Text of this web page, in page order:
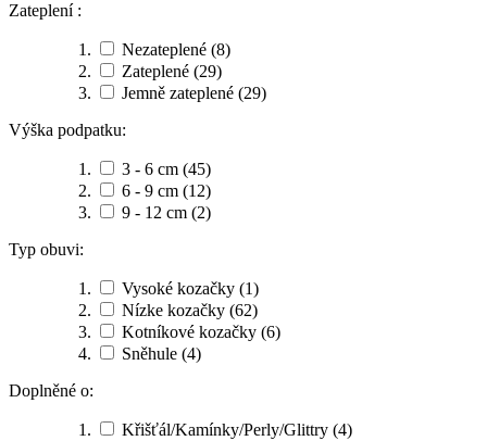
Zateplení :
Nezateplené (8)
Zateplené (29)
Jemně zateplené (29)
Výška podpatku:
3 - 6 cm (45)
6 - 9 cm (12)
9 - 12 cm (2)
Typ obuvi:
Vysoké kozačky (1)
Nízke kozačky (62)
Kotníkové kozačky (6)
Sněhule (4)
Doplněné o:
Křišťál/Kamínky/Perly/Glittry (4)